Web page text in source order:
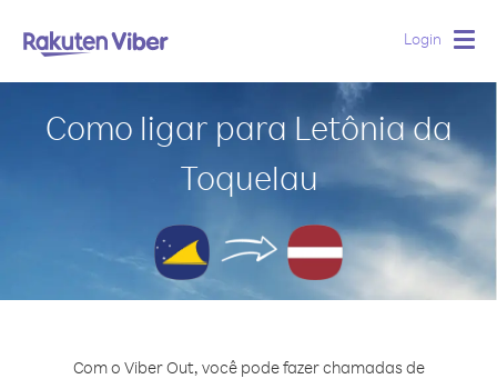
Login
Como ligar para Letônia da
Toquelau
Com o Viber Out, você pode fazer chamadas de